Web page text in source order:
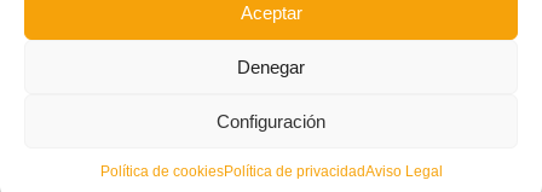
Aceptar
Denegar
Configuración
Política de cookiesPolítica de privacidadAviso Legal
en el embajador de la Comunitat Valenciana